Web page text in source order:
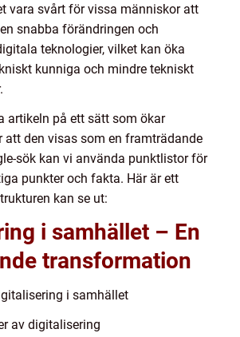
vara svårt för vissa människor att
snabba förändringen och
teknologier, vilket kan öka
kunniga och mindre tekniskt
artikeln på ett sätt som ökar
att den visas som en framträdande
sök kan vi använda punktlistor för
punkter och fakta. Här är ett
kan se ut:
i samhället – En
transformation
i samhället
av digitalisering